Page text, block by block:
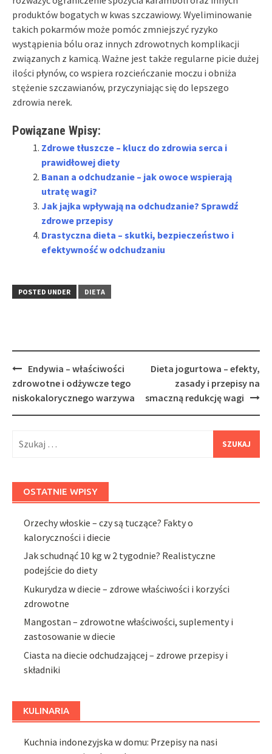
produktów bogatych w kwas szczawiowy. Wyeliminowanie
takich pokarmów może pomóc zmniejszyć ryzyko
wystąpienia bólu oraz innych zdrowotnych komplikacji
związanych z kamicą. Ważne jest także regularne picie dużej
ilości płynów, co wspiera rozcieńczanie moczu i obniża
stężenie szczawianów, przyczyniając się do lepszego
zdrowia nerek.
Powiązane Wpisy:
Zdrowe tłuszcze – klucz do zdrowia serca i
prawidłowej diety
Banan a odchudzanie – jak owoce wspierają
utratę wagi?
Jak jajka wpływają na odchudzanie? Sprawdź
zdrowe przepisy
Drastyczna dieta – skutki, bezpieczeństwo i
efektywność w odchudzaniu
POSTED UNDER DIETA
Post
navigation
Endywia – właściwości
zdrowotne i odżywcze tego
niskokalorycznego warzywa
Dieta jogurtowa – efekty,
zasady i przepisy na
smaczną redukcję wagi
OSTATNIE WPISY
Orzechy włoskie – czy są tuczące? Fakty o
kaloryczności i diecie
Jak schudnąć 10 kg w 2 tygodnie? Realistyczne
podejście do diety
Kukurydza w diecie – zdrowe właściwości i korzyści
zdrowotne
Mangostan – zdrowotne właściwości, suplementy i
zastosowanie w diecie
Ciasta na diecie odchudzającej – zdrowe przepisy i
składniki
KULINARIA
Kuchnia indonezyjska w domu: Przepisy na nasi